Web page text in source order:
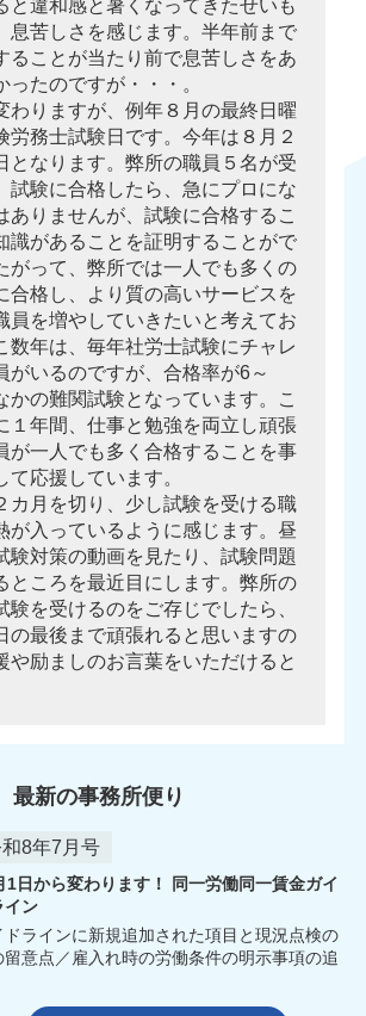
と違和感と暑くなってきたせいも
息苦しさを感じます。半年前まで
ることが当たり前で息苦しさをあ
ったのですが・・・。
りますが、例年８月の最終日曜
労務士試験日です。今年は８月２
となります。弊所の職員５名が受
試験に合格したら、急にプロにな
ありませんが、試験に合格するこ
識があることを証明することがで
がって、弊所では一人でも多くの
合格し、より質の高いサービスを
員を増やしていきたいと考えてお
数年は、毎年社労士試験にチャレ
がいるのですが、合格率が6～
かの難関試験となっています。こ
１年間、仕事と勉強を両立し頑張
が一人でも多く合格することを事
て応援しています。
月を切り、少し試験を受ける職
が入っているように感じます。昼
験対策の動画を見たり、試験問題
ところを最近目にします。弊所の
験を受けるのをご存じでしたら、
の最後まで頑張れると思いますの
や励ましのお言葉をいただけると
最新の事務所便り
8年7月号
1日から変わります！ 同一労働同一賃金ガイ
イン
ドラインに新規追加された項目と現況点検の
留意点／雇入れ時の労働条件の明示事項の追